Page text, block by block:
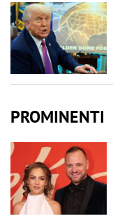
PROMINENTI